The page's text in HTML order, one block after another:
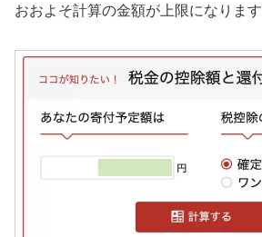
おおよそ計算の金額が上限になります